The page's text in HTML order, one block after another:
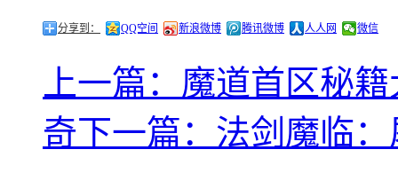
分享到： QQ空间 新浪微博 腾讯微博 人人网 微信
上一篇：魔道首区秘
奇下一篇：法剑魔临